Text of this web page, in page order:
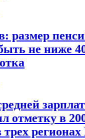
размер
не ниже
отметку в
трех регионах